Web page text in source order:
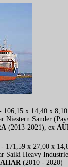
106,15 x 14,40 x
Niestern Sander
(2013-2021), ex
171,59 x 27,00 x
Saiki Heavy
(2010 - 2020)